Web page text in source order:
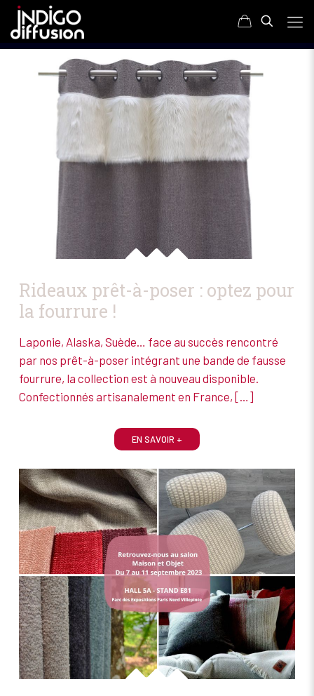
Rideaux prêt-à-poser : optez pour
la fourrure !
Laponie, Alaska, Suède… face au succès rencontré
par nos prêt-à-poser intégrant une bande de fausse
fourrure, la collection est à nouveau disponible.
Confectionnés artisanalement en France, […]
EN SAVOIR +